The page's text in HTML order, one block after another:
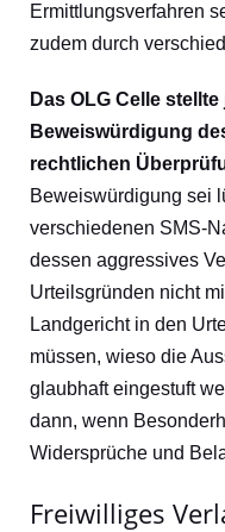
Ermittlungsverfahren
zudem durch
Das OLG Celle
Beweiswürdigung
rechtlichen
Beweiswürdigung sei
verschiedenen SMS-
dessen aggressives
Urteilsgründen nicht
Landgericht in den
müssen, wieso die
glaubhaft eingestuft
dann, wenn
Widersprüche und
Freiwilliges